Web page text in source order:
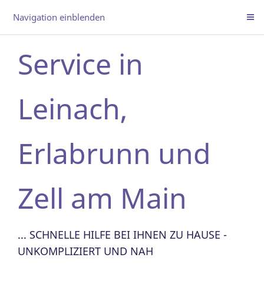
Navigation einblenden
Service in
Leinach,
Erlabrunn und
Zell am Main
... SCHNELLE HILFE BEI IHNEN ZU HAUSE -
UNKOMPLIZIERT UND NAH